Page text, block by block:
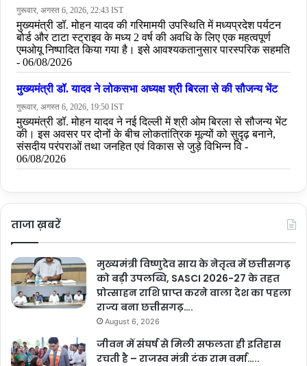
ताजा ख़बरें
मुख्यमंत्री विष्णुदेव साय के नेतृत्व में छत्तीसगढ़
को बड़ी उपलब्धि, SASCI 2026-27 के तहत
प्रोत्साहन राशि प्राप्त करने वाला देश का पहला
राज्य बना छत्तीसगढ़….
August 6, 2026
जीवन में संघर्ष से मिली सफलता ही इतिहास
रचती है – राजस्व मंत्री टंक राम वर्मा…..